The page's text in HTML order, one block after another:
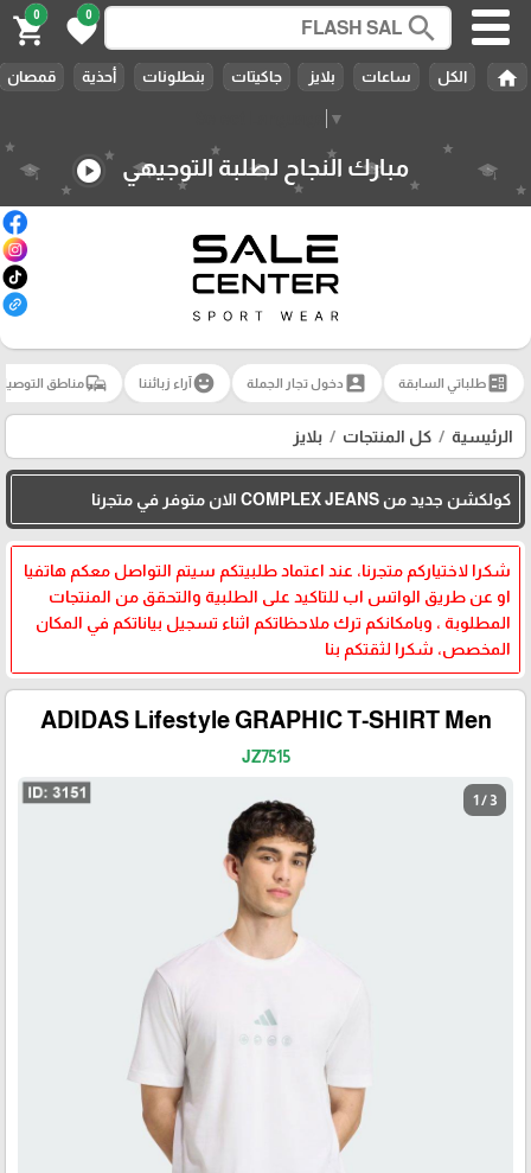
▼
search
0
favorite
0
shopping_cart
home الكل ساعات بلايز جاكيتات بنطلونات أحذية قمصان
مبارك النجاح لطلبة التوجيهي play_circle
ballotطلباتي السابقة account_box دخول تجار الجملة emoji_emotionsآراء زبائننا commuteمناطق
الرئيسية كل المنتجات بلايز
كولكشن جديد من COMPLEX JEANS الان متوفر في متجرنا
شكرا لاختياركم متجرنا، عند اعتماد طلبيتكم سيتم التواصل معكم هاتفيا
او عن طريق الواتس اب للتاكيد على الطلبية والتحقق من المنتجات
المطلوبة ، وبامكانكم ترك ملاحظاتكم اثناء تسجيل بياناتكم في المكان
المخصص، شكرا لثقتكم بنا
ADIDAS Lifestyle GRAPHIC T-SHIRT Men
JZ7515
1 / 3